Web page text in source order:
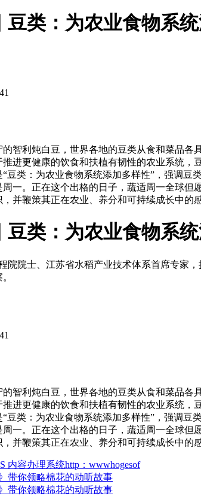
豆类：为农业食物系
利炖白豆，世界各地的豆类从食和菜品各
进更健康的饮食和扶植有韧性的农业系统
豆类：为农业食物系统添加多样性”，强调
一。正在这个出格的日子，蔬适周一全球
并鞭策其正在农业、养分和可持续成长中的感
豆类：为农业食物系
院院士、江苏省水稻产业技术体系首席专家
利炖白豆，世界各地的豆类从食和菜品各
进更健康的饮食和扶植有韧性的农业系统
豆类：为农业食物系统添加多样性”，强调
一。正在这个出格的日子，蔬适周一全球
并鞭策其正在农业、养分和可持续成长中的感
内容办理系统http：wwwhogesof
带你领略棉花的动听故事
带你领略棉花的动听故事